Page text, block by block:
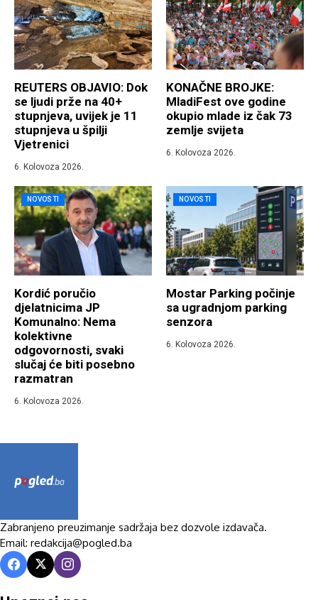
REUTERS OBJAVIO: Dok
se ljudi prže na 40+
stupnjeva, uvijek je 11
stupnjeva u špilji
Vjetrenici
6. Kolovoza 2026.
KONAČNE BROJKE:
MladiFest ove godine
okupio mlade iz čak 73
zemlje svijeta
6. Kolovoza 2026.
NOVOSTI
Kordić poručio
djelatnicima JP
Komunalno: Nema
kolektivne
odgovornosti, svaki
slučaj će biti posebno
razmatran
6. Kolovoza 2026.
NOVOSTI
Mostar Parking počinje
sa ugradnjom parking
senzora
6. Kolovoza 2026.
Zabranjeno preuzimanje sadržaja bez dozvole izdavača.
Email: redakcija@pogled.ba